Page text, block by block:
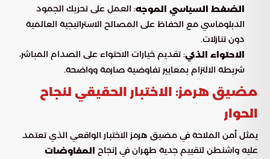
الضغط السياسي الموجه: العمل على تحريك الجمود
الدبلوماسي مع الحفاظ على المصالح الاستراتيجية العالمية
دون تنازلات.
الاحتواء الذكي: تقديم خيارات الاحتواء على الصدام المباشر،
شريطة الالتزام بمعايير تفاوضية صارمة وواضحة.
مضيق هرمز: الاختبار الحقيقي لنجاح
الحوار
يمثل أمن الملاحة في مضيق هرمز الاختبار الواقعي الذي تعتمد
عليه واشنطن لتقييم جدية طهران في إنجاح المفاوضات